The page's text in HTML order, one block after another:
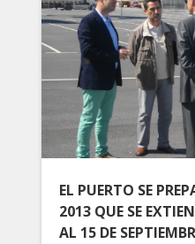
EL PUERTO SE
2013 QUE SE
AL 15 DE